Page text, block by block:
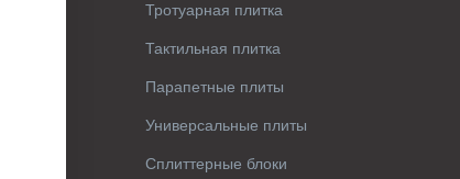
Тротуарная плитка
Тактильная плитка
Парапетные плиты
Универсальные плиты
Сплиттерные блоки